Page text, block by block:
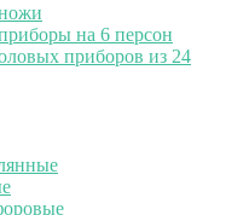
на 6 персон
приборов из 24